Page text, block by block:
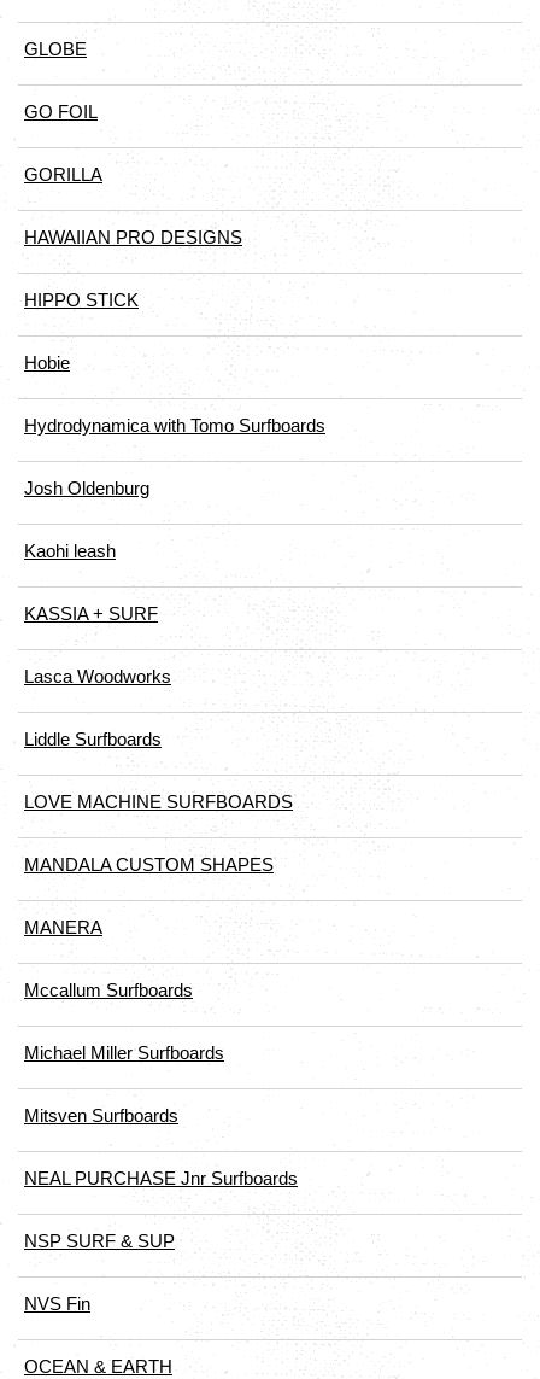
GLOBE
GO FOIL
GORILLA
HAWAIIAN PRO DESIGNS
HIPPO STICK
Hobie
Hydrodynamica with Tomo Surfboards
Josh Oldenburg
Kaohi leash
KASSIA + SURF
Lasca Woodworks
Liddle Surfboards
LOVE MACHINE SURFBOARDS
MANDALA CUSTOM SHAPES
MANERA
Mccallum Surfboards
Michael Miller Surfboards
Mitsven Surfboards
NEAL PURCHASE Jnr Surfboards
NSP SURF & SUP
NVS Fin
OCEAN & EARTH